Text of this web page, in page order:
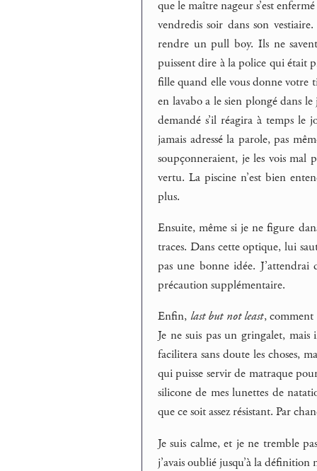
que le maître nageur s’est
vendredis soir dans son
rendre un pull boy. Ils ne
puissent dire à la police qui était
fille quand elle vous donne votre
en lavabo a le sien plongé dans
demandé s’il réagira à temps
jamais adressé la parole, pas
soupçonneraient, je les vois mal
vertu. La piscine n’est bien
plus.
Ensuite, même si je ne figure
traces. Dans cette optique, lui
pas une bonne idée.
précaution supplémentaire.
Enfin, last but not least, comment
Je ne suis pas un gringalet,
facilitera sans doute les choses,
qui puisse servir de matraque
silicone de mes lunettes de
que ce soit assez résistant. Par
Je suis calme, et je ne tremble
j’avais oublié jusqu’à la définition